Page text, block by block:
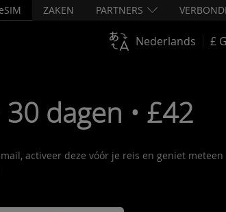
ZAKEN PARTNERS
Nederlands £
30 dagen • £42
activeer deze vóór je reis en geniet meteen